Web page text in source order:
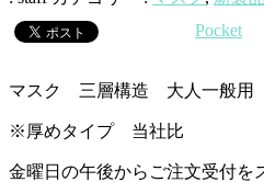
Pocket
マスク 三層構造 大人一般用
※厚めタイプ 当社比
金曜日の午後からご注文受付を